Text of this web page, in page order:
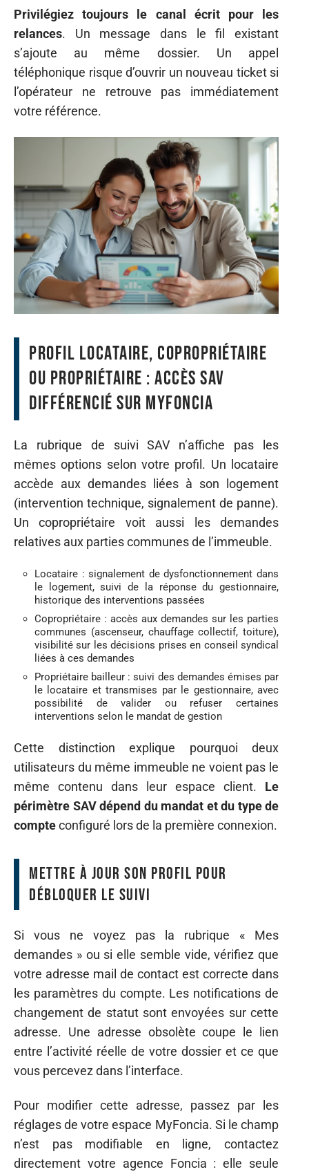
Privilégiez toujours le canal écrit pour les
relances. Un message dans le fil existant
s’ajoute au même dossier. Un appel
téléphonique risque d’ouvrir un nouveau ticket si
l’opérateur ne retrouve pas immédiatement
votre référence.
Profil locataire, copropriétaire
ou propriétaire : accès SAV
différencié sur MyFoncia
La rubrique de suivi SAV n’affiche pas les
mêmes options selon votre profil. Un locataire
accède aux demandes liées à son logement
(intervention technique, signalement de panne).
Un copropriétaire voit aussi les demandes
relatives aux parties communes de l’immeuble.
Locataire : signalement de dysfonctionnement dans
le logement, suivi de la réponse du gestionnaire,
historique des interventions passées
Copropriétaire : accès aux demandes sur les parties
communes (ascenseur, chauffage collectif, toiture),
visibilité sur les décisions prises en conseil syndical
liées à ces demandes
Propriétaire bailleur : suivi des demandes émises par
le locataire et transmises par le gestionnaire, avec
possibilité de valider ou refuser certaines
interventions selon le mandat de gestion
Cette distinction explique pourquoi deux
utilisateurs du même immeuble ne voient pas le
même contenu dans leur espace client. Le
périmètre SAV dépend du mandat et du type de
compteconfiguré lors de la première connexion.
Mettre à jour son profil pour
débloquer le suivi
Si vous ne voyez pas la rubrique « Mes
demandes » ou si elle semble vide, vérifiez que
votre adresse mail de contact est correcte dans
les paramètres du compte. Les notifications de
changement de statut sont envoyées sur cette
adresse. Une adresse obsolète coupe le lien
entre l’activité réelle de votre dossier et ce que
vous percevez dans l’interface.
Pour modifier cette adresse, passez par les
réglages de votre espace MyFoncia. Si le champ
n’est pas modifiable en ligne, contactez
directement votre agence Foncia : elle seule